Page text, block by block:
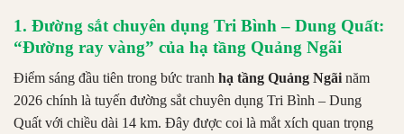
1. Đường sắt chuyên dụng Tri Bình – Dung Quất:
“Đường ray vàng” của hạ tầng Quảng Ngãi
Điểm sáng đầu tiên trong bức tranh hạ tầng Quảng Ngãi năm
2026 chính là tuyến đường sắt chuyên dụng Tri Bình – Dung
Quất với chiều dài 14 km. Đây được coi là mắt xích quan trọng